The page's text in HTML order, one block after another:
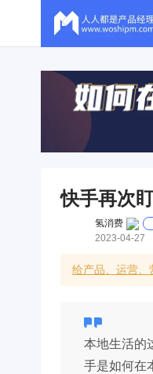
快手再次
氢消费
2023-04-27
给产品、运营、
本地生活的
手是如何在